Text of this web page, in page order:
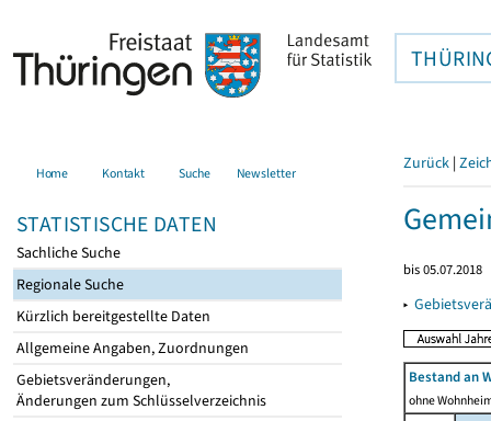
Home Kontakt Suche Newsletter
STATISTISCHE DATEN
Sachliche Suche
Regionale Suche
Kürzlich bereitgestellte Daten
Allgemeine Angaben, Zuordnungen
Gebietsveränderungen,
Änderungen zum Schlüsselverzeichnis
Zurück |
bis 05.07.2018
▸
Bestand an
ohne